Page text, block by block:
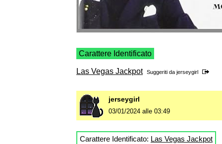
Carattere Identificato
Las Vegas Jackpot Suggeriti da jerseygirl
jerseygirl
03/01/2024 alle 03:49
Carattere Identificato: Las Vegas Jackpot